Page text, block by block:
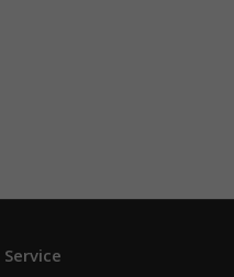
Service